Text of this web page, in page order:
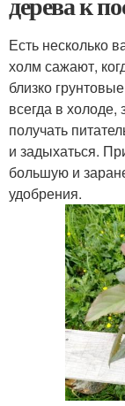
Есть несколько
холм сажают,
близко
всегда в холоде,
получать
и задыхаться.
большую и
удобрения.